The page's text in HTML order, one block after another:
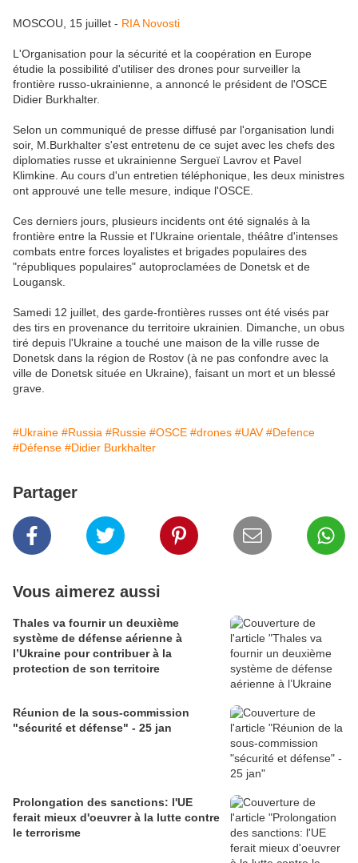
MOSCOU, 15 juillet - RIA Novosti
L'Organisation pour la sécurité et la coopération en Europe
étudie la possibilité d'utiliser des drones pour surveiller la
frontière russo-ukrainienne, a annoncé le président de l'OSCE
Didier Burkhalter.
Selon un communiqué de presse diffusé par l'organisation lundi
soir, M.Burkhalter s'est entretenu de ce sujet avec les chefs des
diplomaties russe et ukrainienne Sergueï Lavrov et Pavel
Klimkine. Au cours d'un entretien téléphonique, les deux ministres
ont approuvé une telle mesure, indique l'OSCE.
Ces derniers jours, plusieurs incidents ont été signalés à la
frontière entre la Russie et l'Ukraine orientale, théâtre d'intenses
combats entre forces loyalistes et brigades populaires des
"républiques populaires" autoproclamées de Donetsk et de
Lougansk.
Samedi 12 juillet, des garde-frontières russes ont été visés par
des tirs en provenance du territoire ukrainien. Dimanche, un obus
tiré depuis l'Ukraine a touché une maison de la ville russe de
Donetsk dans la région de Rostov (à ne pas confondre avec la
ville de Donetsk située en Ukraine), faisant un mort et un blessé
grave.
#Ukraine #Russia #Russie #OSCE #drones #UAV #Defence
#Défense #Didier Burkhalter
Partager
Vous aimerez aussi
Thales va fournir un deuxième
système de défense aérienne à
l’Ukraine pour contribuer à la
protection de son territoire
Réunion de la sous-commission
"sécurité et défense" - 25 jan
Prolongation des sanctions: l'UE
ferait mieux d'oeuvrer à la lutte contre
le terrorisme